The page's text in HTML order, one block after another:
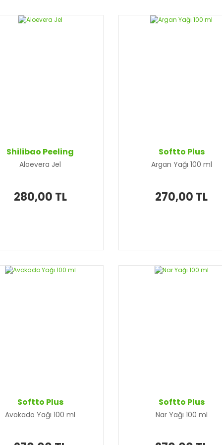
Shilibao Peeling
Aloevera Jel
280,00 TL
Softto Plus
Argan Yağı 100 ml
270,00 TL
Softto Plus
Avokado Yağı 100 ml
Softto Plus
Nar Yağı 100 ml